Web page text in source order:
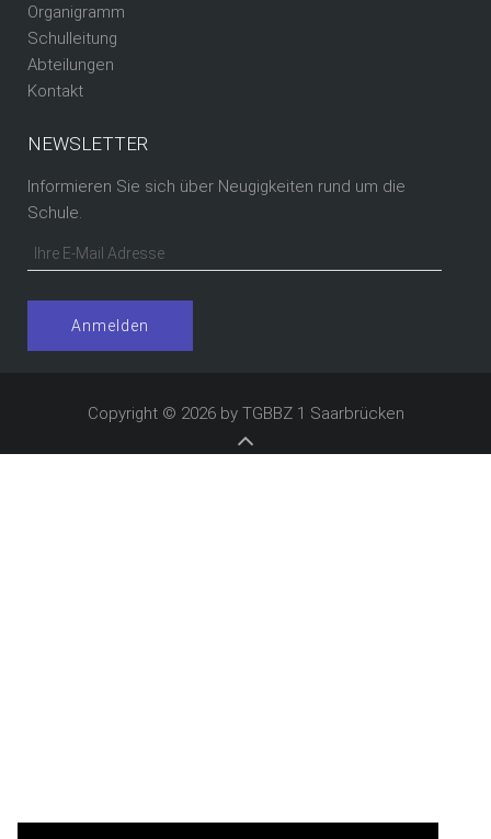
Organigramm
Schulleitung
Abteilungen
Kontakt
NEWSLETTER
Informieren Sie sich über Neugigkeiten rund um die
Schule.
Copyright © 2026 by TGBBZ 1 Saarbrücken